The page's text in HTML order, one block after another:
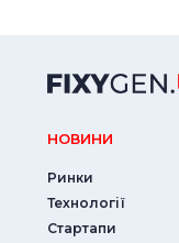
НОВИНИ
Ринки
Технології
Стартапи